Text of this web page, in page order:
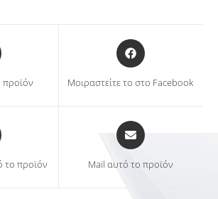
προϊόν
Opens
in
new
Μοιραστείτε το στο Facebook
το προϊόν
Opens
in
new
Mail αυτό το προϊόν